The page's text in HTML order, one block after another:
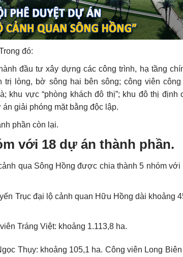
đó:
đầu tư xây dựng các công trình, hạ tầng
lòng, bờ sông hai bên sông; công viên
khu vực “phòng khách đô thị”; khu đô thị
giải phóng mặt bằng độc lập.
phần còn lại.
với 18 dự án thành phần.
qua Sông Hồng được chia thành 5 nhóm với
Trục đại lộ cảnh quan Hữu Hồng dài khoảng
Tráng Việt: khoảng 1.113,8 ha.
Thụy: khoảng 105,1 ha. Công viên Long